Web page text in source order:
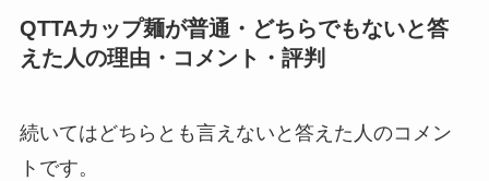
QTTAカップ麺が普通・どちらでもないと答
えた人の理由・コメント・評判
続いてはどちらとも言えないと答えた人のコメン
トです。